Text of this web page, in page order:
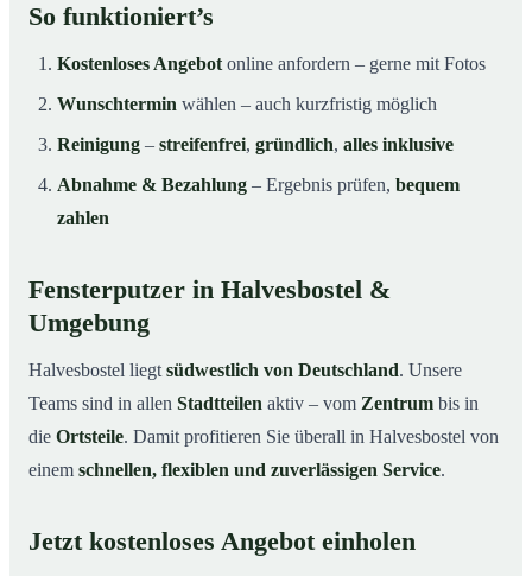
So funktioniert’s
Kostenloses Angebot online anfordern – gerne mit Fotos
Wunschtermin wählen – auch kurzfristig möglich
Reinigung – streifenfrei, gründlich, alles inklusive
Abnahme & Bezahlung – Ergebnis prüfen, bequem
zahlen
Fensterputzer in Halvesbostel &
Umgebung
Halvesbostel liegt südwestlich von Deutschland. Unsere
Teams sind in allen Stadtteilen aktiv – vom Zentrum bis in
die Ortsteile. Damit profitieren Sie überall in Halvesbostel von
einem schnellen, flexiblen und zuverlässigen Service.
Jetzt kostenloses Angebot einholen